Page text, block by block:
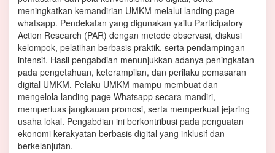
meningkatkan kemandirian UMKM melalui landing page
whatsapp. Pendekatan yang digunakan yaitu Participatory
Action Research (PAR) dengan metode observasi, diskusi
kelompok, pelatihan berbasis praktik, serta pendampingan
intensif. Hasil pengabdian menunjukkan adanya peningkatan
pada pengetahuan, keterampilan, dan perilaku pemasaran
digital UMKM. Pelaku UMKM mampu membuat dan
mengelola landing page Whatsapp secara mandiri,
memperluas jangkauan promosi, serta memperkuat jejaring
usaha lokal. Pengabdian ini berkontribusi pada penguatan
ekonomi kerakyatan berbasis digital yang inklusif dan
berkelanjutan.